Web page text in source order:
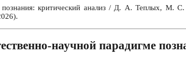
познания: критический анализ / Д. А.
научной парадигме